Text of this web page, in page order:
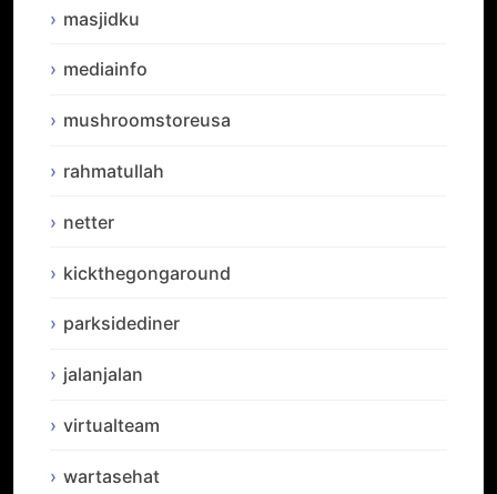
masjidku
mediainfo
mushroomstoreusa
rahmatullah
netter
kickthegongaround
parksidediner
jalanjalan
virtualteam
wartasehat